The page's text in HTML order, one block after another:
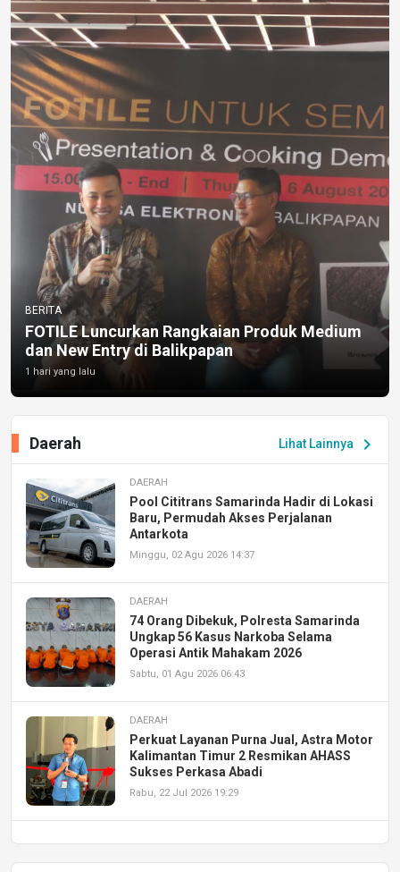
BERITA
FOTILE Luncurkan Rangkaian Produk Medium
dan New Entry di Balikpapan
1 hari yang lalu
Lihat Lainnya chevron_right
Daerah
DAERAH
Pool Cititrans Samarinda Hadir di Lokasi
Baru, Permudah Akses Perjalanan
Antarkota
Minggu, 02 Agu 2026 14:37
DAERAH
74 Orang Dibekuk, Polresta Samarinda
Ungkap 56 Kasus Narkoba Selama
Operasi Antik Mahakam 2026
Sabtu, 01 Agu 2026 06:43
DAERAH
Perkuat Layanan Purna Jual, Astra Motor
Kalimantan Timur 2 Resmikan AHASS
Sukses Perkasa Abadi
Rabu, 22 Jul 2026 19:29